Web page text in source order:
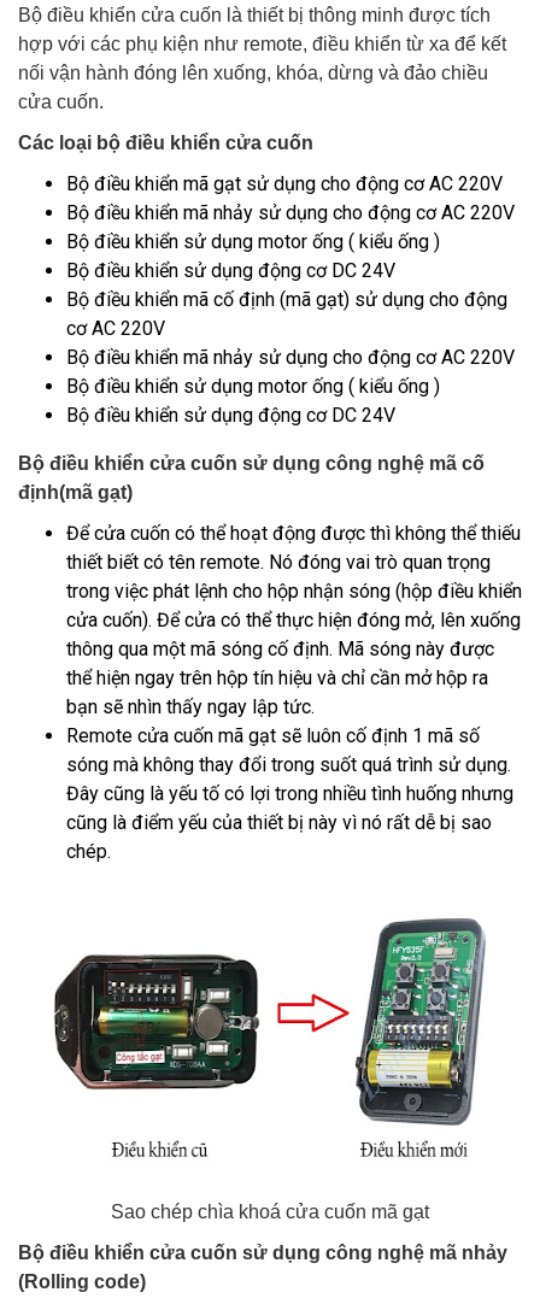
Bộ điều khiển cửa cuốn là thiết bị thông minh được tích
hợp với các phụ kiện như remote, điều khiển từ xa để kết
nối vận hành đóng lên xuống, khóa, dừng và đảo chiều
cửa cuốn.
Các loại bộ điều khiển cửa cuốn
Bộ điều khiển mã gạt sử dụng cho động cơ AC 220V
Bộ điều khiển mã nhảy sử dụng cho động cơ AC 220V
Bộ điều khiển sử dụng motor ống ( kiểu ống )
Bộ điều khiển sử dụng động cơ DC 24V
Bộ điều khiển mã cố định (mã gạt) sử dụng cho động
cơ AC 220V
Bộ điều khiển mã nhảy sử dụng cho động cơ AC 220V
Bộ điều khiển sử dụng motor ống ( kiểu ống )
Bộ điều khiển sử dụng động cơ DC 24V
Bộ điều khiển cửa cuốn sử dụng công nghệ mã cố
định(mã gạt)
Để cửa cuốn có thể hoạt động được thì không thể thiếu
thiết biết có tên remote. Nó đóng vai trò quan trọng
trong việc phát lệnh cho hộp nhận sóng (hộp điều khiển
cửa cuốn). Để cửa có thể thực hiện đóng mở, lên xuống
thông qua một mã sóng cố định. Mã sóng này được
thể hiện ngay trên hộp tín hiệu và chỉ cần mở hộp ra
bạn sẽ nhìn thấy ngay lập tức.
Remote cửa cuốn mã gạt sẽ luôn cố định 1 mã số
sóng mà không thay đổi trong suốt quá trình sử dụng.
Đây cũng là yếu tố có lợi trong nhiều tình huống nhưng
cũng là điểm yếu của thiết bị này vì nó rất dễ bị sao
chép.
Sao chép chìa khoá cửa cuốn mã gạt
Bộ điều khiển cửa cuốn sử dụng công nghệ mã nhảy
(Rolling code)